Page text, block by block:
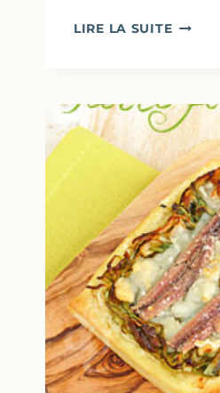
LIRE LA SUITEPOÊLÉE
NOIX